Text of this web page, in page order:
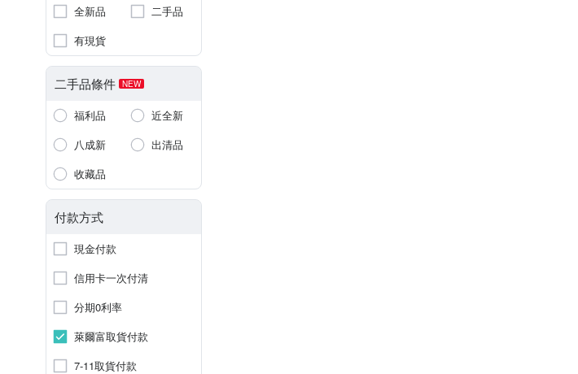
全新品
二手品
有現貨
二手品條件 NEW
福利品
近全新
八成新
出清品
收藏品
付款方式
現金付款
信用卡一次付清
分期0利率
萊爾富取貨付款
7-11取貨付款